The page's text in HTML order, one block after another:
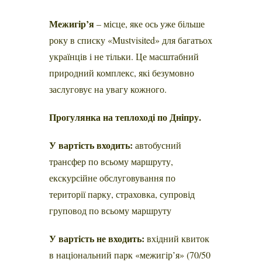
Межигір’я– місце, яке ось уже більше
року в списку «Mustvisited» для багатьох
українців і не тільки. Це масштабний
природний комплекс, які безумовно
заслуговує на увагу кожного.
Прогулянка на теплоході по Дніпру.
У вартість входить: автобусний
трансфер по всьому маршруту,
екскурсійне обслуговування по
території парку, страховка, супровід
груповод по всьому маршруту
У вартість не входить: вхідний квиток
в національний парк «межигір’я» (70/50